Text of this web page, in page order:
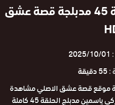
مسلسل ياسمين الحلقة 45 مدبلجة قصة عشق
2025/10/01
:55 دقيقة
الحلقة 45 مدبلجة موقع قصة عشق الاصلي مشاهدة
وتحميل حصريا مسلسل الدراما التركي ياسمين مدبلج الحلقة 45 كاملة